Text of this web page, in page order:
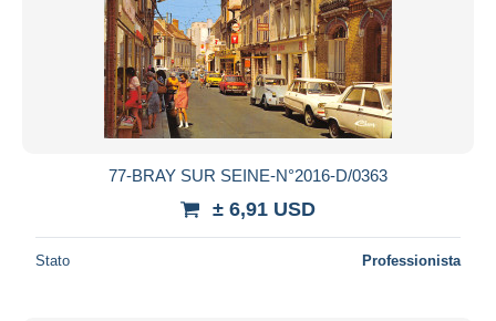
77-BRAY SUR SEINE-N°2016-D/0363
± 6,91 USD
Stato Professionista